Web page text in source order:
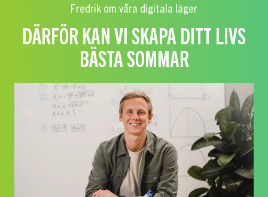
Fredrik om våra digitala läger
DÄRFÖR KAN VI SKAPA DITT LIVS
BÄSTA SOMMAR